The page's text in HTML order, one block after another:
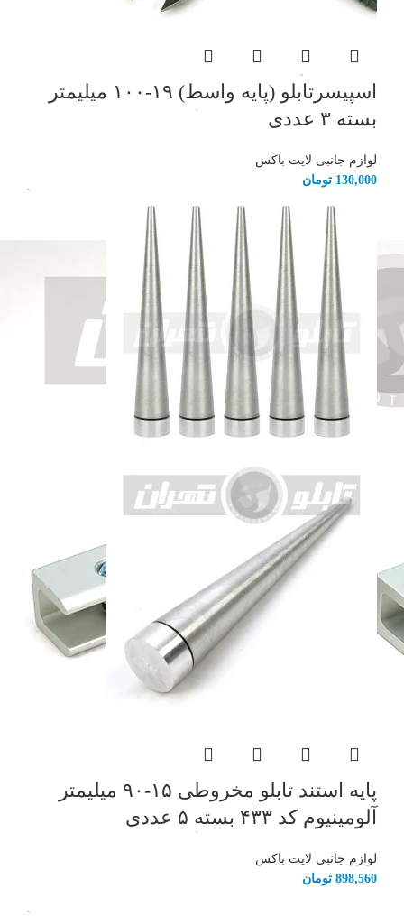
اسپیسرتابلو (پایه واسط) ۱۹-۱۰۰ میلیمتر
بسته ۳ عددی
لوازم جانبی لایت باکس
130,000 تومان
پایه استند تابلو مخروطی ۱۵-۹۰ میلیمتر
آلومینیوم کد ۴۳۳ بسته ۵ عددی
لوازم جانبی لایت باکس
898,560 تومان